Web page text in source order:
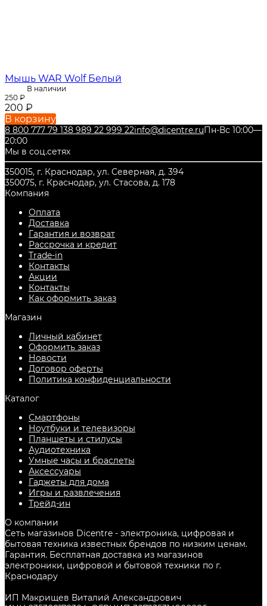
Мышь WAR Wolf Белый
В наличии
250 ₽
200 ₽
В корзину
8 800 777 79 138 989 22 999 22info@dicentre.ruПн-Вс 10:00—
20:00
Мы в соц.сетях
350015, г. Краснодар, ул. Северная, д. 394
350075, г. Краснодар, ул. Стасова, д. 178
Компания
Оплата
Доставка
Гарантия и возврат
Рассрочка и кредит
Trade-in
Контакты
Акции
Контакты
Как оформить заказ
Магазин
Личный кабинет
Оформить заказ
Новости
Договор оферты
Политика конфиденциальности
Каталог
Смартфоны
Ноутбуки и телевизоры
Планшеты и стилусы
Аудиотехника
Умные часы и браслеты
Аксессуары
Гаджеты для дома
Игры и развлечения
Трейд-ин
О компании
Сеть магазинов Dicentre - электроника, цифровая и
бытовая техника известных брендов по низким ценам.
Гарантия. Бесплатная доставка из магазинов
электроники, цифровой и бытовой техники по г.
Краснодару
ИП Макрищев Виталий Александрович